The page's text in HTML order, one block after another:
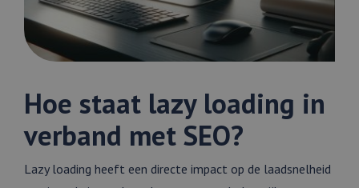
Hoe staat lazy loading in
verband met SEO?
Lazy loading heeft een directe impact op de laadsnelheid